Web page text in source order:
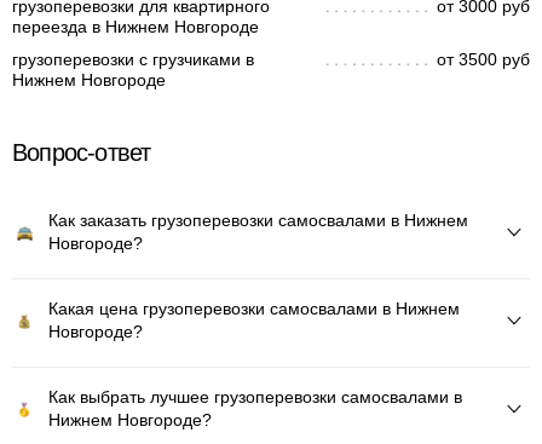
грузоперевозки для квартирного
переезда в Нижнем Новгороде
от 3000 руб
грузоперевозки с грузчиками в
Нижнем Новгороде
от 3500 руб
Вопрос-ответ
Как заказать грузоперевозки самосвалами в Нижнем
Новгороде?
Какая цена грузоперевозки самосвалами в Нижнем
Новгороде?
Как выбрать лучшее грузоперевозки самосвалами в
Нижнем Новгороде?